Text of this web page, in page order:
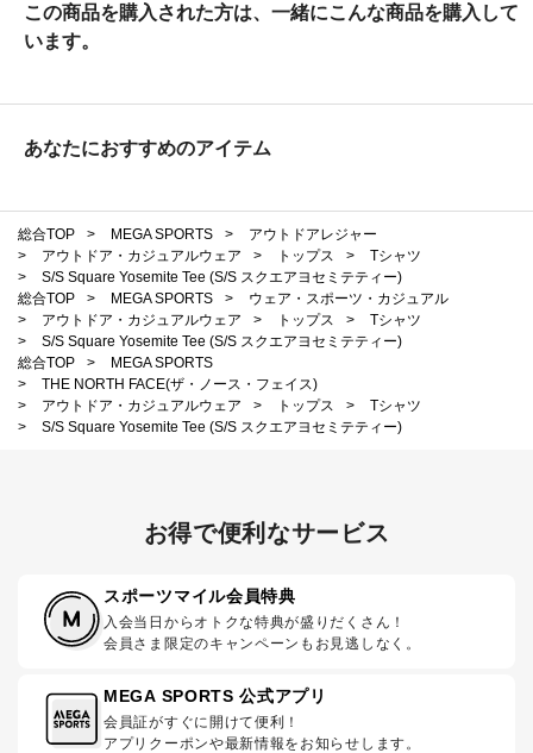
この商品を購入された方は、一緒にこんな商品を購入して
います。
あなたにおすすめのアイテム
総合TOP > MEGA SPORTS >
アウトドアレジャー
>
アウトドア・カジュアルウェア > トップス >
Tシャツ
>
S/S Square Yosemite Tee (S/S スクエアヨセミテティー)
総合TOP
> MEGA SPORTS >
ウェア・スポーツ・カジュアル
>
アウトドア・カジュアルウェア > トップス >
Tシャツ
>
S/S Square Yosemite Tee (S/S スクエアヨセミテティー)
総合TOP
>
MEGA SPORTS
>
THE NORTH FACE(ザ・ノース・フェイス)
>
アウトドア・カジュアルウェア > トップス >
Tシャツ
>
S/S Square Yosemite Tee (S/S スクエアヨセミテティー)
お得で便利なサービス
スポーツマイル会員特典
入会当日からオトクな特典が盛りだくさん！
会員さま限定のキャンペーンもお見逃しなく。
MEGA SPORTS 公式アプリ
会員証がすぐに開けて便利！
アプリクーポンや最新情報をお知らせします。